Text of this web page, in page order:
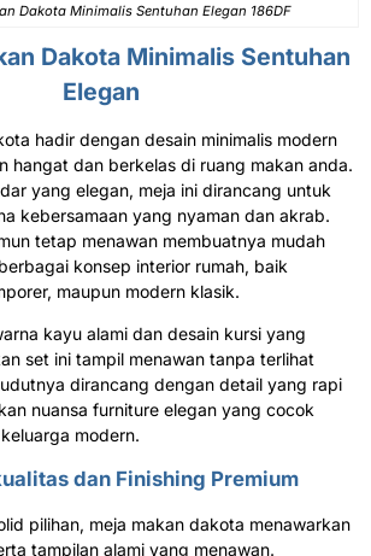
Dakota Minimalis Sentuhan Elegan 186DF
Dakota Minimalis Sentuhan
Elegan
hadir dengan desain minimalis modern
hangat dan berkelas di ruang makan anda.
yang elegan, meja ini dirancang untuk
kebersamaan yang nyaman dan akrab.
tetap menawan membuatnya mudah
konsep interior rumah, baik
maupun modern klasik.
kayu alami dan desain kursi yang
set ini tampil menawan tanpa terlihat
dirancang dengan detail yang rapi
nuansa furniture elegan yang cocok
modern.
dan Finishing Premium
pilihan, meja makan dakota menawarkan
tampilan alami yang menawan.